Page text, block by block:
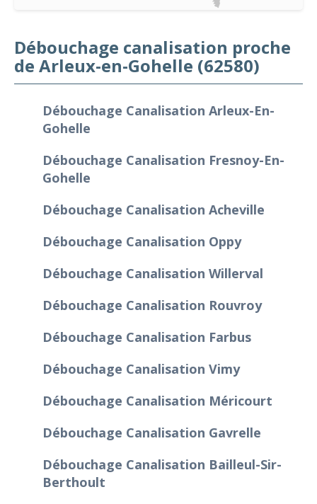
Débouchage canalisation proche
de Arleux-en-Gohelle (62580)
Débouchage Canalisation Arleux-En-
Gohelle
Débouchage Canalisation Fresnoy-En-
Gohelle
Débouchage Canalisation Acheville
Débouchage Canalisation Oppy
Débouchage Canalisation Willerval
Débouchage Canalisation Rouvroy
Débouchage Canalisation Farbus
Débouchage Canalisation Vimy
Débouchage Canalisation Méricourt
Débouchage Canalisation Gavrelle
Débouchage Canalisation Bailleul-Sir-
Berthoult